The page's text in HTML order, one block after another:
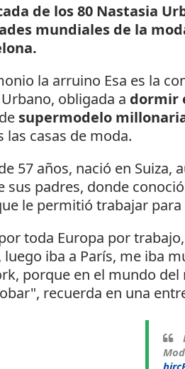
de los 80 Nastasia
mundiales de la
la arruino Esa es la
obligada a dormir
supermodelo
las casas de moda.
57 años, nació en Suiza,
sus padres, donde
le permitió trabajar
toda Europa por
luego iba a París, me iba
porque en el mundo
recuerda en una